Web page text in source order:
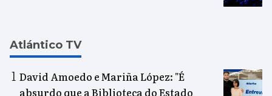
Atlántico TV
David Amoedo e Mariña López: "É
absurdo que a Biblioteca do Estado